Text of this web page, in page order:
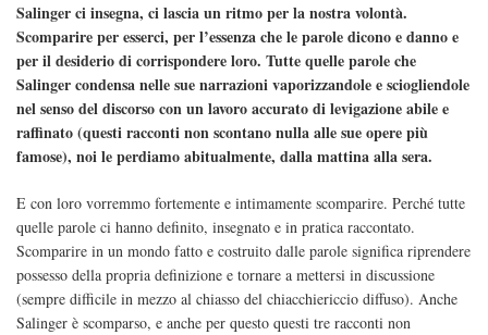
Salinger ci insegna, ci lascia un ritmo per la nostra volontà.
Scomparire per esserci, per l’essenza che le parole dicono e danno e
per il desiderio di corrispondere loro. Tutte quelle parole che
Salinger condensa nelle sue narrazioni vaporizzandole e sciogliendole
nel senso del discorso con un lavoro accurato di levigazione abile e
raffinato (questi racconti non scontano nulla alle sue opere più
famose), noi le perdiamo abitualmente, dalla mattina alla sera.
E con loro vorremmo fortemente e intimamente scomparire. Perché tutte
quelle parole ci hanno definito, insegnato e in pratica raccontato.
Scomparire in un mondo fatto e costruito dalle parole significa riprendere
possesso della propria definizione e tornare a mettersi in discussione
(sempre difficile in mezzo al chiasso del chiacchiericcio diffuso). Anche
Salinger è scomparso, e anche per questo questi tre racconti non